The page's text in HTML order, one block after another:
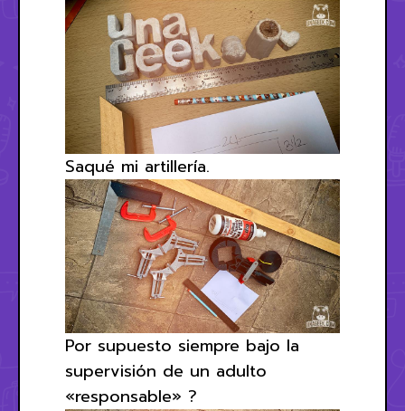
Saqué mi artillería.
Por supuesto siempre bajo la
supervisión de un adulto
«responsable» ?